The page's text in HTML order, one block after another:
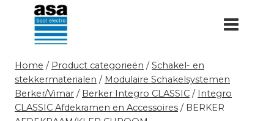
Doorgaan
inhoud
Home / Product categorieën / Schakel- en
stekkermaterialen / Modulaire Schakelsystemen
Berker/Vimar / Berker Integro CLASSIC / Integro
CLASSIC Afdekramen en Accessoires / BERKER